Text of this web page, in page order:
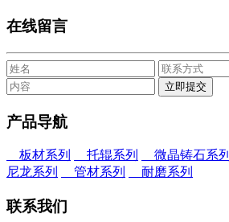
在线留言
产品导航
板材系列 托辊系列 微晶铸石系列
尼龙系列
管材系列 耐磨系列
联系我们